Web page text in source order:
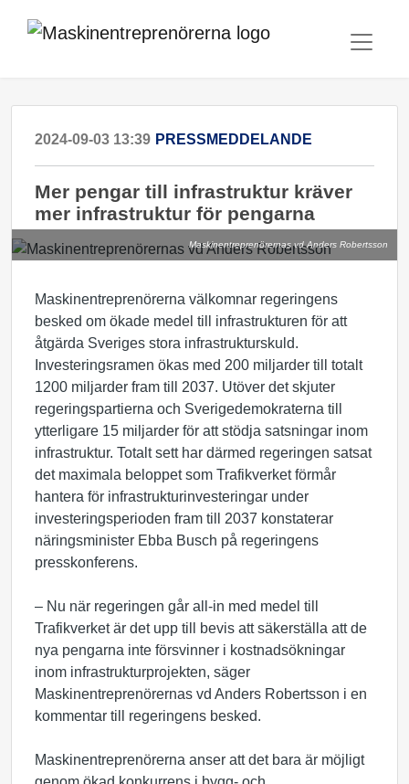
2024-09-03 13:39 PRESSMEDDELANDE
Mer pengar till infrastruktur kräver
mer infrastruktur för pengarna
Maskinentreprenörernas vd Anders Robertsson
Maskinentreprenörerna välkomnar regeringens
besked om ökade medel till infrastrukturen för att
åtgärda Sveriges stora infrastrukturskuld.
Investeringsramen ökas med 200 miljarder till totalt
1200 miljarder fram till 2037. Utöver det skjuter
regeringspartierna och Sverigedemokraterna till
ytterligare 15 miljarder för att stödja satsningar inom
infrastruktur. Totalt sett har därmed regeringen satsat
det maximala beloppet som Trafikverket förmår
hantera för infrastrukturinvesteringar under
investeringsperioden fram till 2037 konstaterar
näringsminister Ebba Busch på regeringens
presskonferens.
– Nu när regeringen går all-in med medel till
Trafikverket är det upp till bevis att säkerställa att de
nya pengarna inte försvinner i kostnadsökningar
inom infrastrukturprojekten, säger
Maskinentreprenörernas vd Anders Robertsson i en
kommentar till regeringens besked.
Maskinentreprenörerna anser att det bara är möjligt